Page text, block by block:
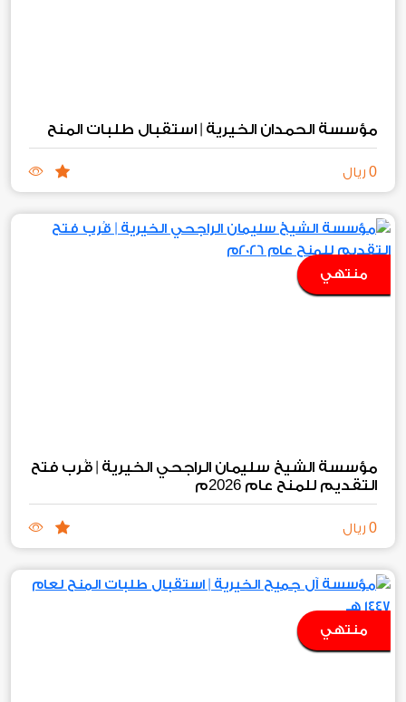
مؤسسة الحمدان الخيرية | استقبال طلبات المنح
0 ريال
منتهي
مؤسسة الشيخ سليمان الراجحي الخيرية | قُرب فتح
التقديم للمنح عام 2026م
0 ريال
منتهي